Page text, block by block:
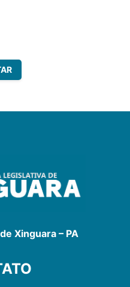
Xinguara – PA